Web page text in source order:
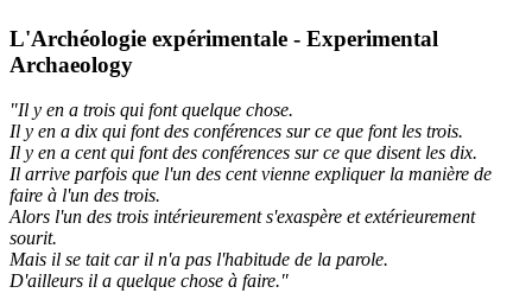
L'Archéologie expérimentale - Experimental
Archaeology
"Il y en a trois qui font quelque chose.
Il y en a dix qui font des conférences sur ce que font les trois.
Il y en a cent qui font des conférences sur ce que disent les dix.
Il arrive parfois que l'un des cent vienne expliquer la manière de
faire à l'un des trois.
Alors l'un des trois intérieurement s'exaspère et extérieurement
sourit.
Mais il se tait car il n'a pas l'habitude de la parole.
D'ailleurs il a quelque chose à faire."